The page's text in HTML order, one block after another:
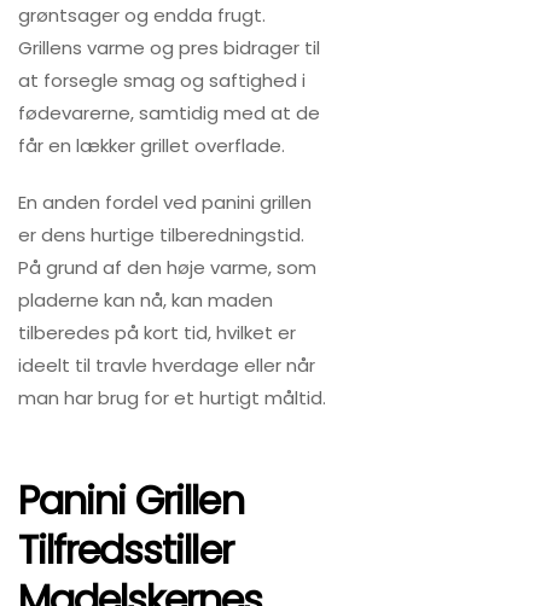
grøntsager og endda frugt.
Grillens varme og pres bidrager til
at forsegle smag og saftighed i
fødevarerne, samtidig med at de
får en lækker grillet overflade.
En anden fordel ved panini grillen
er dens hurtige tilberedningstid.
På grund af den høje varme, som
pladerne kan nå, kan maden
tilberedes på kort tid, hvilket er
ideelt til travle hverdage eller når
man har brug for et hurtigt måltid.
Panini Grillen
Tilfredsstiller